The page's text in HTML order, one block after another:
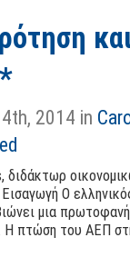
2014 in
διδάκτωρ
Ο ελληνικός
μια
Η πτώση του ΑΕΠ